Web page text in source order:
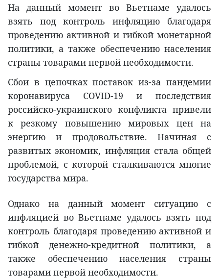
На данный момент во Вьетнаме удалось
взять под контроль инфляцию благодаря
проведению активной и гибкой монетарной
политики, а также обеспечению населения
страны товарами первой необходимости.
Сбои в цепочках поставок из-за пандемии
коронавируса COVID-19 и последствия
российско-украинского конфликта привели
к резкому повышению мировых цен на
энергию и продовольствие. Начиная с
развитых экономик, инфляция стала общей
проблемой, с которой сталкиваются многие
государства мира.
Однако на данный момент ситуацию с
инфляцией во Вьетнаме удалось взять под
контроль благодаря проведению активной и
гибкой денежно-кредитной политики, а
также обеспечению населения страны
товарами первой необходимости.